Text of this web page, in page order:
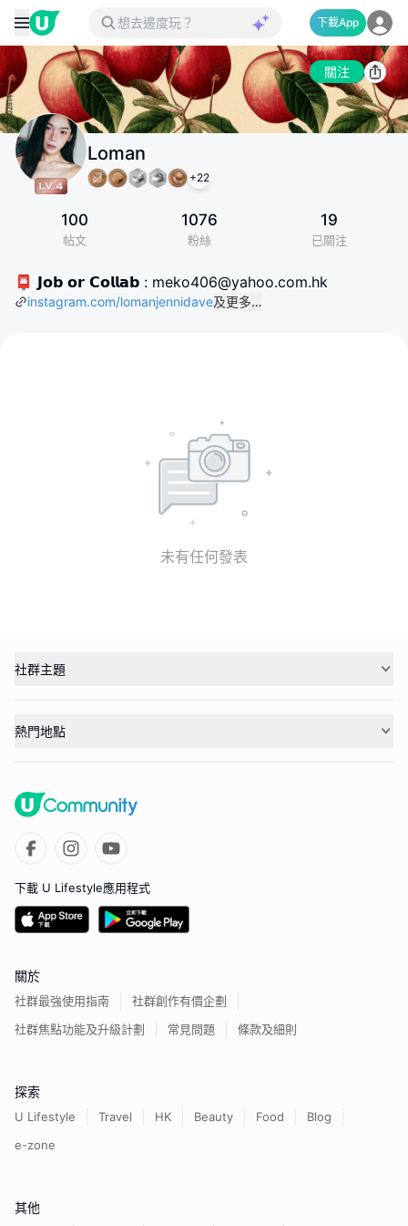
下載App
關注
Loman
+22
100
帖文
1076
粉絲
19
已關注
📮 𝗝𝗼𝗯 𝗼𝗿 𝗖𝗼𝗹𝗹𝗮𝗯 : meko406@yahoo.com.hk
instagram.com/lomanjennidave及更多…
未有任何發表
社群主題
熱門地點
下載 U Lifestyle應用程式
關於
社群最強使用指南
社群創作有價企劃
社群焦點功能及升級計劃
常見問題 條款及細則
探索
U Lifestyle Travel HK Beauty Food
Blog
e-zone
其他